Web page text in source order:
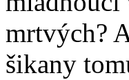
mrtvých?
šikany